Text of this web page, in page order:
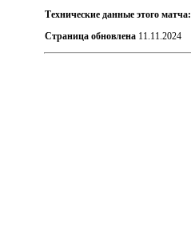
Технические данные этого матча:
Страница обновлена 11.11.2024